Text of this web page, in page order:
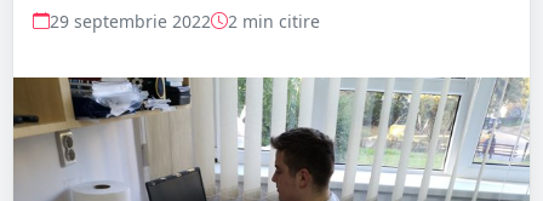
29 septembrie 2022 2 min citire